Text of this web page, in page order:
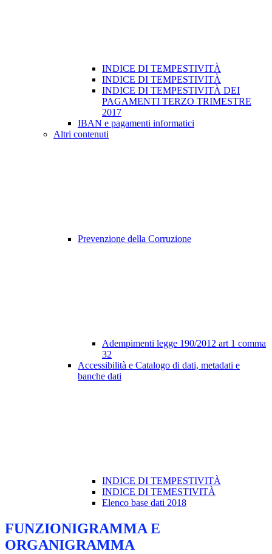
INDICE DI TEMPESTIVITÀ
INDICE DI TEMPESTIVITÀ
INDICE DI TEMPESTIVITÀ DEI
PAGAMENTI TERZO TRIMESTRE
2017
IBAN e pagamenti informatici
Altri contenuti
Prevenzione della Corruzione
Adempimenti legge 190/2012 art 1 comma
32
Accessibilità e Catalogo di dati, metadati e
banche dati
INDICE DI TEMPESTIVITÀ
INDICE DI TEMESTIVITÀ
Elenco base dati 2018
FUNZIONIGRAMMA E
ORGANIGRAMMA